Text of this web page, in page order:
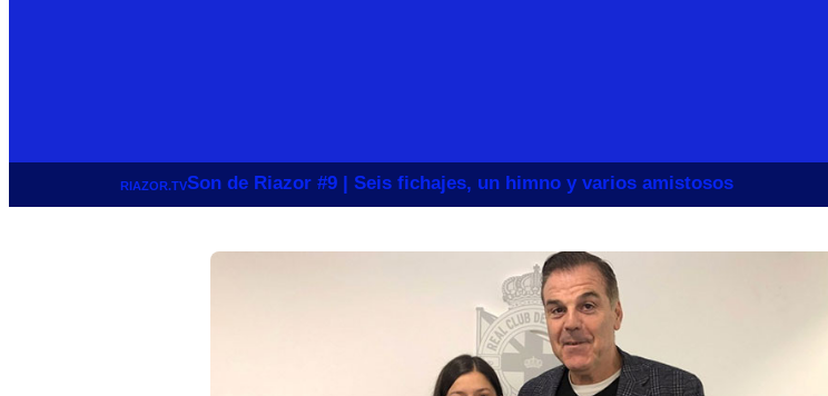
RIAZOR.TVSon de Riazor #9 | Seis fichajes, un himno y varios amistosos